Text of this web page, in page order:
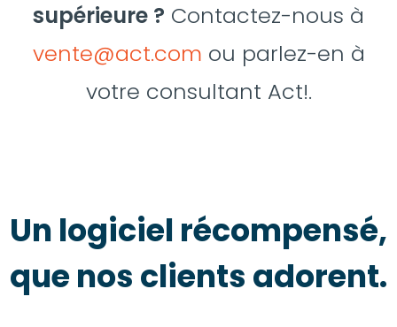
supérieure ? Contactez-nous à
vente@act.com ou parlez-en à
votre consultant Act!.
Un logiciel récompensé,
que nos clients adorent.